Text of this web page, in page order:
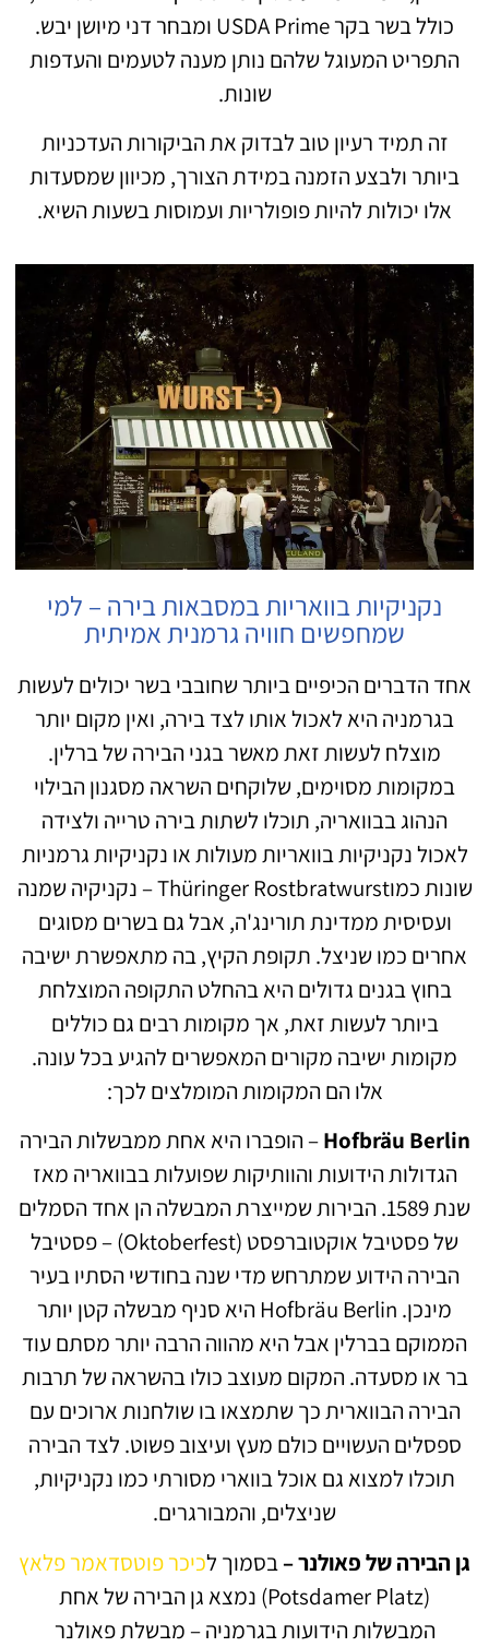
כולל בשר בקר USDA Prime ומבחר דני מיושן יבש.
התפריט המעוגל שלהם נותן מענה לטעמים והעדפות
שונות.
זה תמיד רעיון טוב לבדוק את הביקורות העדכניות
ביותר ולבצע הזמנה במידת הצורך, מכיוון שמסעדות
אלו יכולות להיות פופולריות ועמוסות בשעות השיא.
נקניקיות בוואריות במסבאות בירה – למי
שמחפשים חוויה גרמנית אמיתית
אחד הדברים הכיפיים ביותר שחובבי בשר יכולים לעשות
בגרמניה היא לאכול אותו לצד בירה, ואין מקום יותר
מוצלח לעשות זאת מאשר בגני הבירה של ברלין.
במקומות מסוימים, שלוקחים השראה מסגנון הבילוי
הנהוג בבוואריה, תוכלו לשתות בירה טרייה ולצידה
לאכול נקניקיות בוואריות מעולות או נקניקיות גרמניות
שונות כמוThüringer Rostbratwurst – נקניקיה שמנה
ועסיסית ממדינת תורינג'ה, אבל גם בשרים מסוגים
אחרים כמו שניצל. תקופת הקיץ, בה מתאפשרת ישיבה
בחוץ בגנים גדולים היא בהחלט התקופה המוצלחת
ביותר לעשות זאת, אך מקומות רבים גם כוללים
מקומות ישיבה מקורים המאפשרים להגיע בכל עונה.
אלו הם המקומות המומלצים לכך:
Hofbräu Berlin– הופברו היא אחת ממבשלות הבירה
הגדולות הידועות והוותיקות שפועלות בבוואריה מאז
שנת 1589. הבירות שמייצרת המבשלה הן אחד הסמלים
של פסטיבל אוקטוברפסט (Oktoberfest) – פסטיבל
הבירה הידוע שמתרחש מדי שנה בחודשי הסתיו בעיר
מינכן. Hofbräu Berlin היא סניף מבשלה קטן יותר
הממוקם בברלין אבל היא מהווה הרבה יותר מסתם עוד
בר או מסעדה. המקום מעוצב כולו בהשראה של תרבות
הבירה הבווארית כך שתמצאו בו שולחנות ארוכים עם
ספסלים העשויים כולם מעץ ועיצוב פשוט. לצד הבירה
תוכלו למצוא גם אוכל בווארי מסורתי כמו נקניקיות,
שניצלים, והמבורגרים.
גן הבירה של פאולנר –בסמוך לכיכר פוטסדאמר פלאץ
(Potsdamer Platz) נמצא גן הבירה של אחת
המבשלות הידועות בגרמניה – מבשלת פאולנר